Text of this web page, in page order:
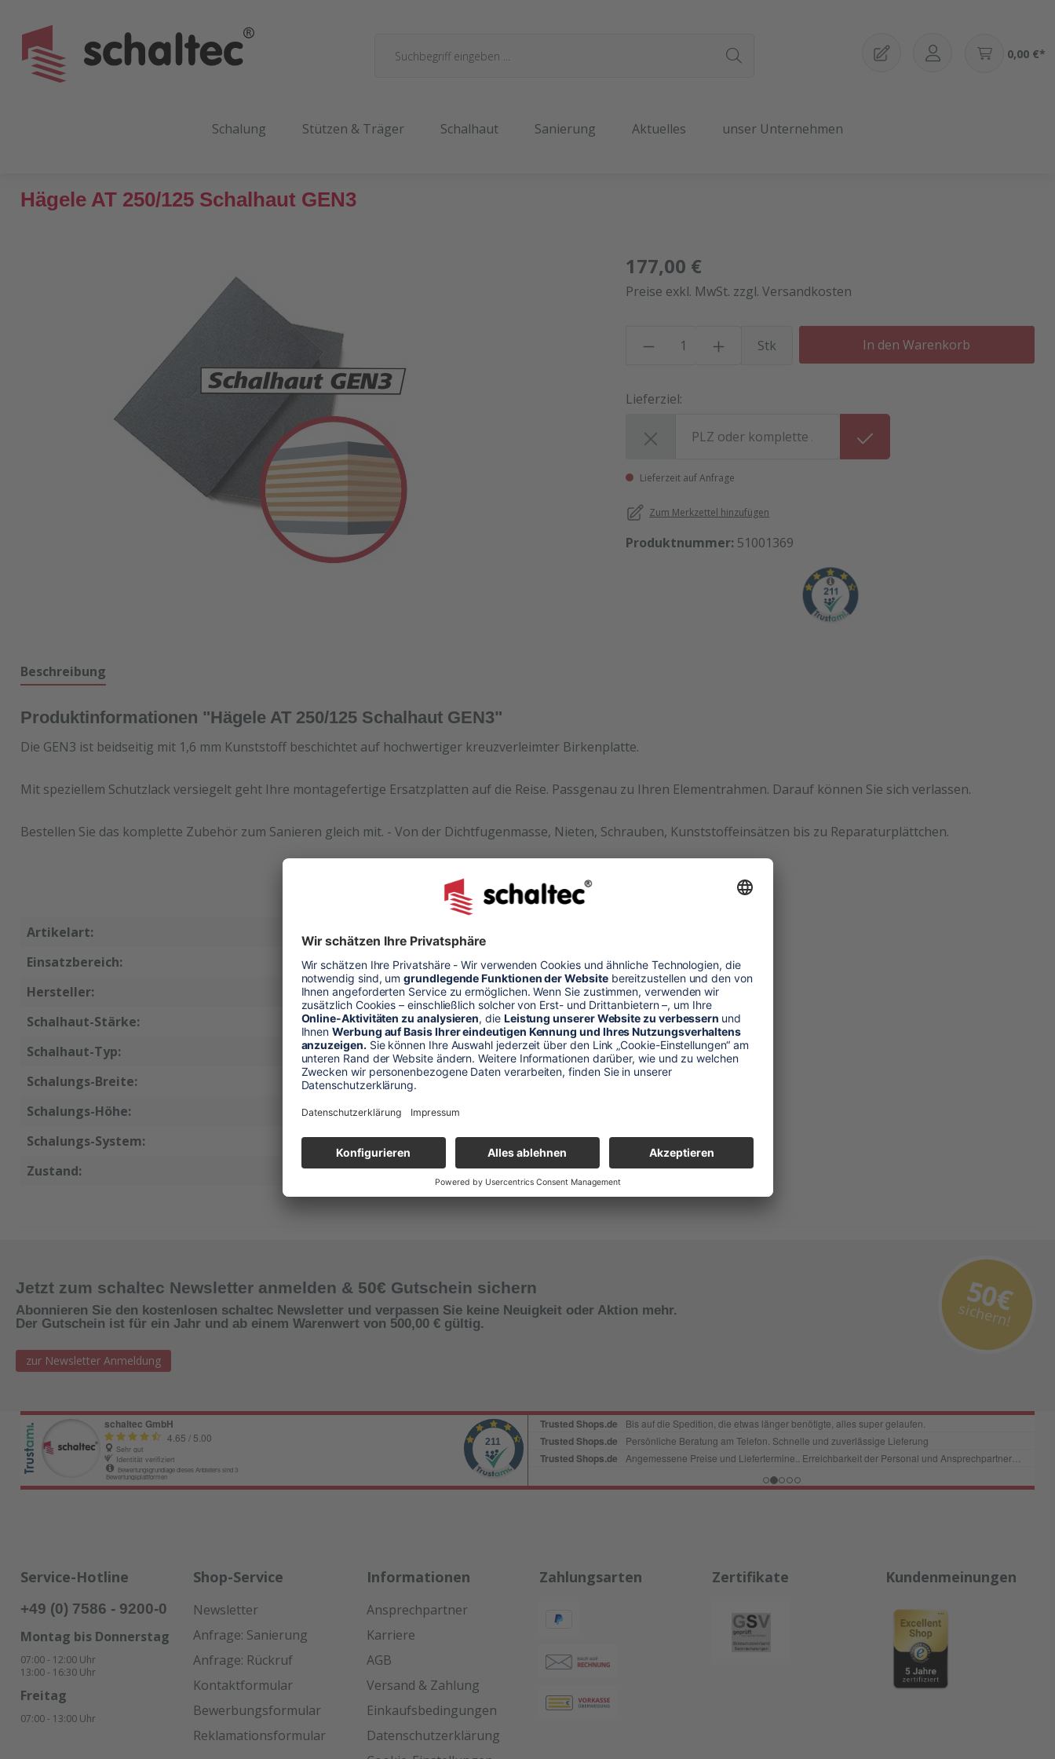
0,00 €*
Schalung Stützen & Träger Schalhaut Sanierung Aktuelles unser Unternehmen
Hägele AT 250/125 Schalhaut GEN3
177,00 €
Preise exkl. MwSt. zzgl. Versandkosten
Produkt Anzahl: Gib den
Stk In den Warenkorb
Lieferziel:
Lieferzeit auf Anfrage
Zum Merkzettel hinzufügen
Produktnummer: 51001369
Beschreibung
Produktinformationen "Hägele AT 250/125 Schalhaut GEN3"
Die GEN3 ist beidseitig mit 1,6 mm Kunststoff beschichtet auf hochwertiger kreuzverleimter Birkenplatte.
Mit speziellem Schutzlack versiegelt geht Ihre montagefertige Ersatzplatten auf die Reise. Passgenau zu Ihren Elementrahmen. Darauf können Sie sich verlassen.
Bestellen Sie das komplette Zubehör zum Sanieren gleich mit. - Von der Dichtfugenmasse, Nieten, Schrauben, Kunststoffeinsätzen bis zu Reparaturplättchen.
Artikelart:
Ersatzschalhaut
Einsatzbereich:
Wandschalung
Hersteller:
Hägele
Schalhaut-Stärke:
15 mm
Schalhaut-Typ:
GEN3
Schalungs-Breite:
125 cm
Schalungs-Höhe:
250 cm
Schalungs-System:
AT
Zustand:
neu
Jetzt zum schaltec Newsletter anmelden & 50€ Gutschein sichern
Abonnieren Sie den kostenlosen schaltec Newsletter und verpassen Sie keine Neuigkeit oder Aktion mehr.
Der Gutschein ist für ein Jahr und ab einem Warenwert von 500,00 € gültig.
zur Newsletter Anmeldung
50€
sichern!
Service-Hotline
+49 (0) 7586 - 9200-0
Montag bis Donnerstag
07:00 - 12:00 Uhr
13:00 - 16:30 Uhr
Freitag
07:00 - 13:00 Uhr
Shop-Service
Newsletter
Anfrage: Sanierung
Anfrage: Rückruf
Kontaktformular
Bewerbungsformular
Reklamationsformular
Informationen
Ansprechpartner
Karriere
AGB
Versand & Zahlung
Einkaufsbedingungen
Datenschutzerklärung
Zahlungsarten Zertifikate Kundenmeinungen